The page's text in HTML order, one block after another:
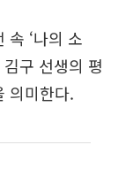
속 ‘나의 소
구 선생의 평
의미한다.